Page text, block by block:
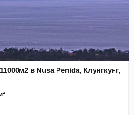
в Nusa Penida, Клунгкунг,